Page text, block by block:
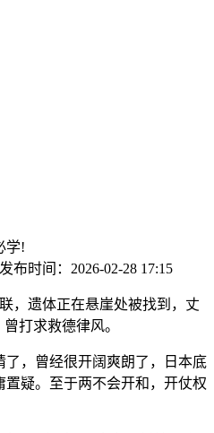
学!
发布时间： 2026-02-28 17:15
遗体正在悬崖处被找到，丈
打求救德律风。
，曾经很开阔爽朗了，日本底
疑。至于两不会开和，开仗权